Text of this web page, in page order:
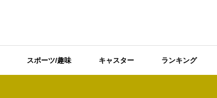
スポーツ/趣味 キャスター ランキング